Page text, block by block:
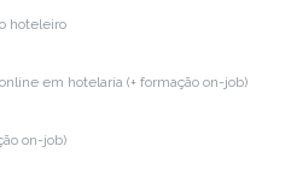
hoteleiro
em hotelaria (+ formação on-job)
on-job)